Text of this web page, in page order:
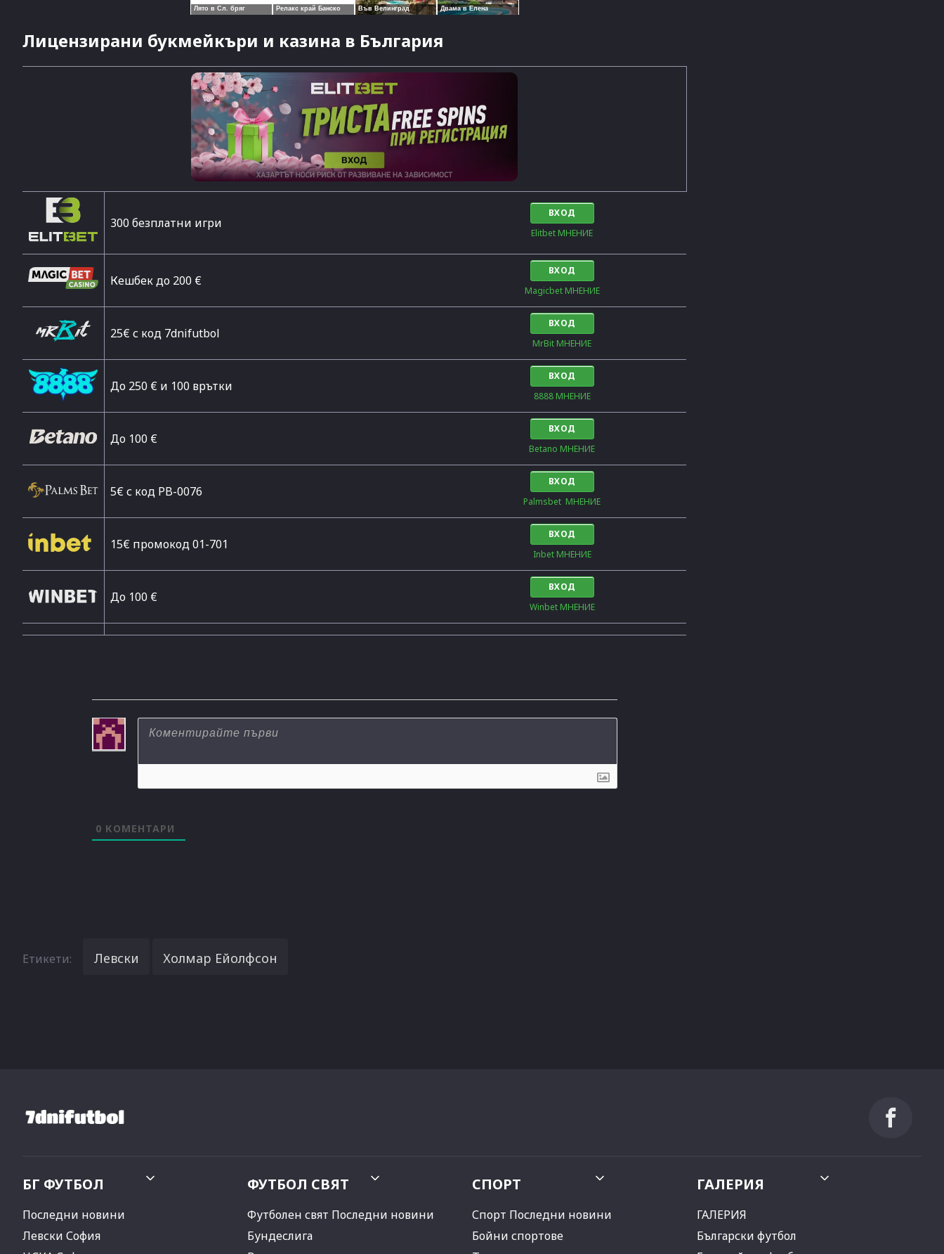
Лицензирани букмейкъри и казина в България
300 безплатни игри
ВХОД
Elitbet МНЕНИЕ
Кешбек до 200 €
ВХОД
Magicbet МНЕНИЕ
25€ с код 7dnifutbol
ВХОД
MrBit МНЕНИЕ
До 250 € и 100 врътки
ВХОД
8888 МНЕНИЕ
Дo 100 €
ВХОД
Betano МНЕНИЕ
5€ с код PB-0076
ВХОД
Palmsbet  МНЕНИЕ
15€ промокод 01-701
ВХОД
Inbet МНЕНИЕ
До 100 €
ВХОД
Winbet МНЕНИЕ
0 КОМЕНТАРИ
Етикети: Левски Холмар Ейолфсон
БГ ФУТБОЛ
Последни новини
Левски София
ФУТБОЛ СВЯТ
Футболен свят Последни новини
Бундеслига
СПОРТ
Спорт Последни новини
Бойни спортове
ГАЛЕРИЯ
ГАЛЕРИЯ
Български футбол